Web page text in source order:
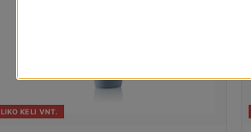
LIKO KELI VNT.